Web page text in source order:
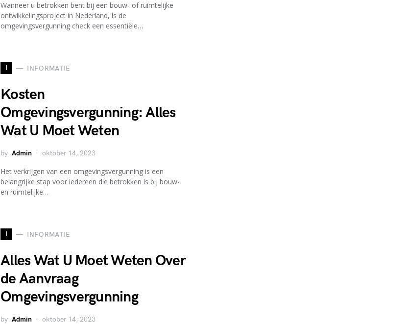
Wanneer u betrokken bent bij een bouw- of ruimtelijke
ontwikkelingsproject in Nederland, is de
omgevingsvergunning check een essentiële…
I INFORMATIE
Kosten
Omgevingsvergunning: Alles
Wat U Moet Weten
by Admin oktober 14, 2023
Het verkrijgen van een omgevingsvergunning is een
belangrijke stap voor iedereen die betrokken is bij bouw-
en ruimtelijke…
I INFORMATIE
Alles Wat U Moet Weten Over
de Aanvraag
Omgevingsvergunning
by Admin oktober 14, 2023